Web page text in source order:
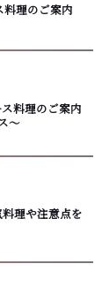
料理のご案内
料理のご案内
〜
理や注意点を